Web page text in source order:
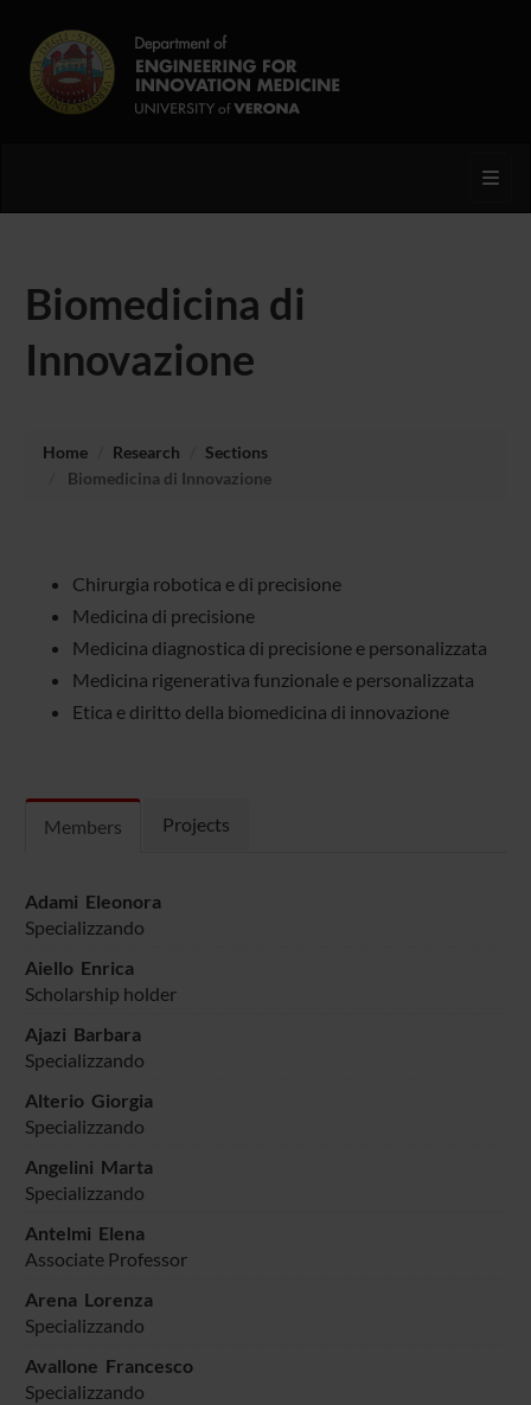
Biomedicina di
Innovazione
Home Research
Sections
Biomedicina di Innovazione
Chirurgia robotica e di precisione
Medicina di precisione
Medicina diagnostica di precisione e personalizzata
Medicina rigenerativa funzionale e personalizzata
Etica e diritto della biomedicina di innovazione
Members Projects
Adami Eleonora
Specializzando
Aiello Enrica
Scholarship holder
Ajazi Barbara
Specializzando
Alterio Giorgia
Specializzando
Angelini Marta
Specializzando
Antelmi Elena
Associate Professor
Arena Lorenza
Specializzando
Avallone Francesco
Specializzando